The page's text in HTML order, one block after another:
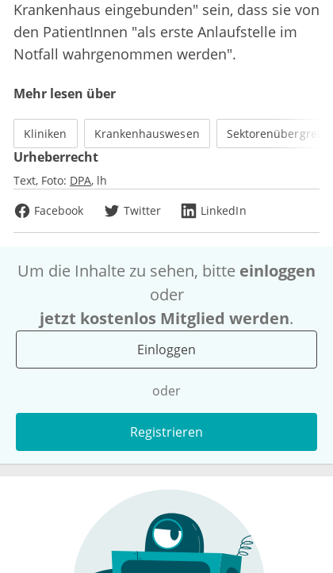
Krankenhaus eingebunden" sein, dass sie von
den PatientInnen "als erste Anlaufstelle im
Notfall wahrgenommen werden".
Mehr lesen über
Kliniken Krankenhauswesen
Urheberrecht
Text, Foto: DPA lh
Facebook
Twitter LinkedIn
Um die Inhalte zu sehen, bitte einloggen
oder
jetzt kostenlos Mitglied werden.
Einloggen
oder
Registrieren